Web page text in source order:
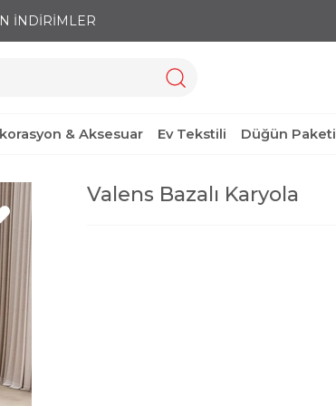
İNDİRİMLER
& Aksesuar Ev Tekstili Düğün Paketi
Valens Bazalı Karyola